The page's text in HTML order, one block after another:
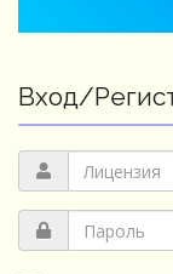
Вход/